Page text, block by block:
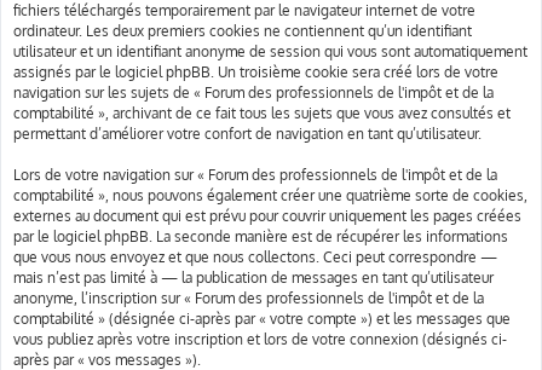
fichiers téléchargés temporairement par le navigateur internet de votre
ordinateur. Les deux premiers cookies ne contiennent qu’un identifiant
utilisateur et un identifiant anonyme de session qui vous sont automatiquement
assignés par le logiciel phpBB. Un troisième cookie sera créé lors de votre
navigation sur les sujets de « Forum des professionnels de l'impôt et de la
comptabilité », archivant de ce fait tous les sujets que vous avez consultés et
permettant d’améliorer votre confort de navigation en tant qu’utilisateur.
Lors de votre navigation sur « Forum des professionnels de l'impôt et de la
comptabilité », nous pouvons également créer une quatrième sorte de cookies,
externes au document qui est prévu pour couvrir uniquement les pages créées
par le logiciel phpBB. La seconde manière est de récupérer les informations
que vous nous envoyez et que nous collectons. Ceci peut correspondre —
mais n’est pas limité à — la publication de messages en tant qu’utilisateur
anonyme, l’inscription sur « Forum des professionnels de l'impôt et de la
comptabilité » (désignée ci-après par « votre compte ») et les messages que
vous publiez après votre inscription et lors de votre connexion (désignés ci-
après par « vos messages »).